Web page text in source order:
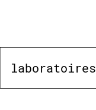
laboratoires